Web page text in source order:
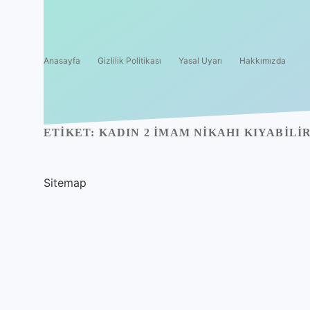
Anasayfa Gizlilik Politikası Yasal Uyarı Hakkımızda
ETIKET: KADIN 2 IMAM NIKAHI
Sitemap